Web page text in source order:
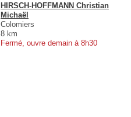
HIRSCH-HOFFMANN Christian
Michaël
Colomiers
8 km
Fermé, ouvre demain à 8h30